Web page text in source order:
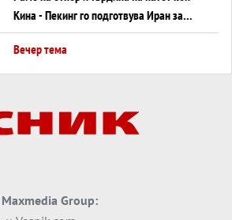
Кина - Пекинг го подготвува Иран за
американска копнена инвазија
Вечер тема
Вечер тема
Вечер тема
ДЛАБОКО УДОЛУ: Сметководствените
Maxmedia Group: